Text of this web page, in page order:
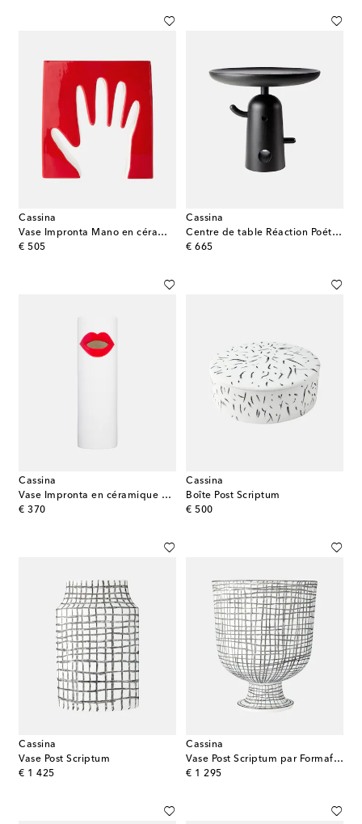
Cassina
Vase Impronta Mano en céramique
€ 505
original price
Cassina
Centre de table Réaction Poétique Tall par Jaime Hayon
€ 665
original price
Cassina
Vase Impronta en céramique par Ico and Luisa Parisi
€ 370
original price
Cassina
Boîte Post Scriptum
€ 500
original price
Cassina
Vase Post Scriptum
€ 1 425
original price
Cassina
Vase Post Scriptum par Formafantasma
€ 1 295
original price